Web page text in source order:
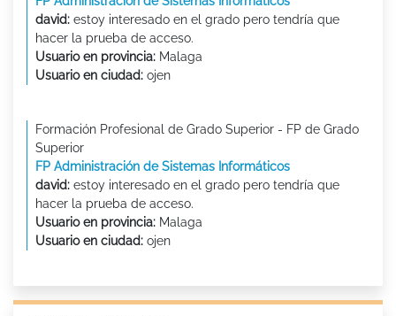
david: estoy interesado en el grado pero tendría que
hacer la prueba de acceso.
Usuario en provincia: Malaga
Usuario en ciudad: ojen
Formación Profesional de Grado Superior - FP de Grado
Superior
FP Administración de Sistemas Informáticos
david: estoy interesado en el grado pero tendría que
hacer la prueba de acceso.
Usuario en provincia: Malaga
Usuario en ciudad: ojen